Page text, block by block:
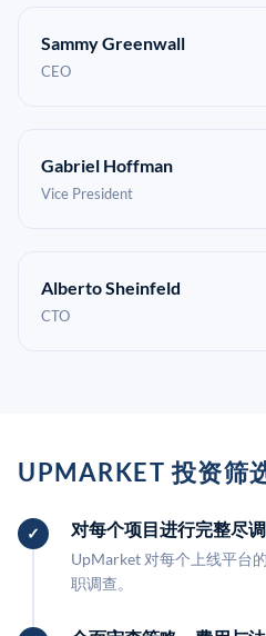
Sammy Greenwall
CEO
Gabriel Hoffman
Vice President
Alberto Sheinfeld
CTO
UPMARKET 投资筛
对每个项目进行完整尽调
UpMarket 对每个上线平台
职调查。